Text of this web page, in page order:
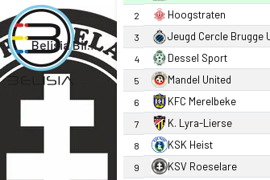
Belisia Bilzen SV
2 Hoogstraten
3 Jeugd Cercle Brugge
4 Dessel Sport
5 Mandel United
6 KFC Merelbeke
7 K. Lyra-Lierse
8 KSK Heist
9 KSV Roeselare